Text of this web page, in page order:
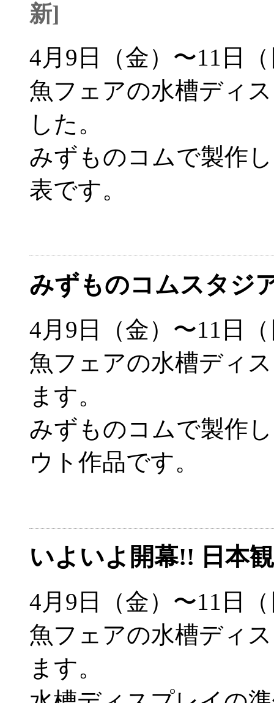
新]
4月9日（金）〜11日
魚フェアの水槽ディ
した。
みずものコムで製作
表です。
みずものコムスタ
4月9日（金）〜11日
魚フェアの水槽ディ
ます。
みずものコムで製作
ウト作品です。
いよいよ開幕!! 日本
4月9日（金）〜11日
魚フェアの水槽ディ
ます。